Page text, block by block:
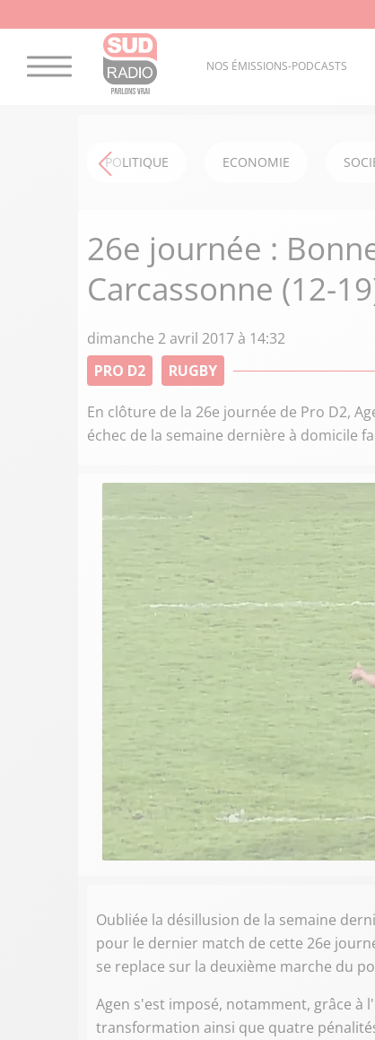
NOS ÉMISSIONS-PODCASTS
POLITIQUE ECONOMIE
26e journée :
Carcassonne (12-
dimanche 2 avril 2017 à 14:32
PRO D2
RUGBY
En clôture de la 26e journée de Pro D2,
échec de la semaine dernière à domicile
Oubliée la désillusion de la semaine
pour le dernier match de cette 26e
se replace sur la deuxième marche du
Agen s'est imposé, notamment, grâce à
transformation ainsi que quatre